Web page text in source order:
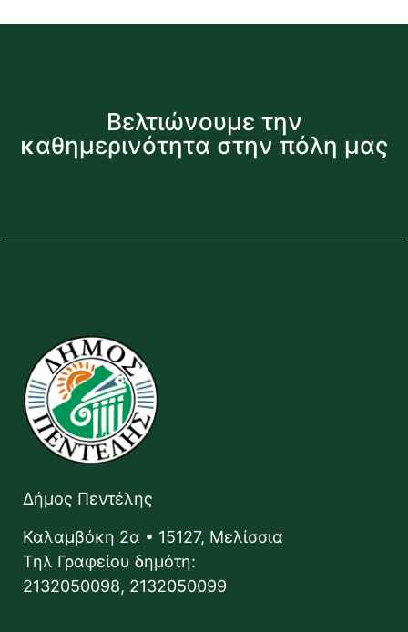
Βελτιώνουμε την
καθημερινότητα στην πόλη μας
Δήμος Πεντέλης
Καλαμβόκη 2α • 15127, Μελίσσια
Τηλ Γραφείου δημότη:
2132050098, 2132050099